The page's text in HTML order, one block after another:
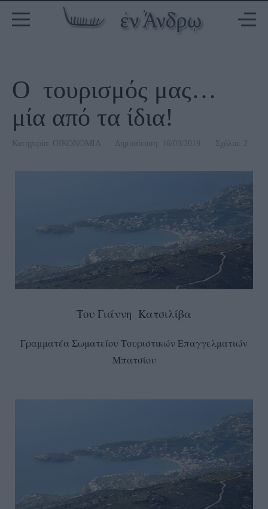
Ο τουρισμός μας…
μία από τα ίδια!
Κατηγορία: ΟΙΚΟΝΟΜΙΑ Δημοσίευση: 16/03/2019 Σχόλια: 2
Του Γιάννη Κατσιλίβα
Γραμματέα Σωματείου Τουριστικών Επαγγελματιών
Μπατσίου